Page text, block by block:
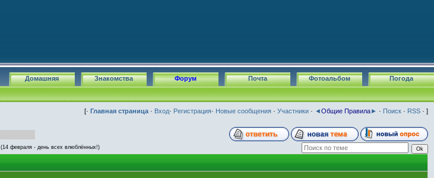
Погода
Фотоальбом
Почта
Форум
Знакомства
Домашняя
[· Главная страница · Вход· Регистрация· Новые сообщения · Участники · ◄Общие Правила► · Поиск · RSS · ]
(14 февраля - день всех влюблённых!)